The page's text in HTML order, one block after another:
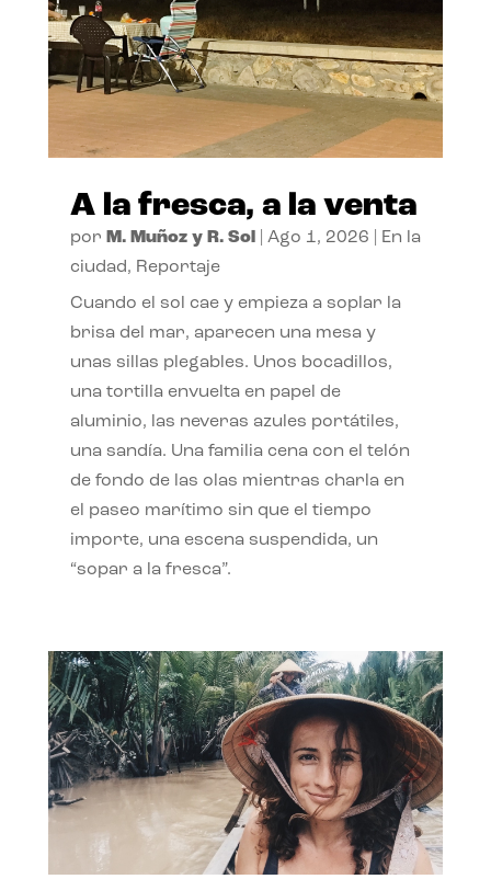
A la fresca, a la venta
por M. Muñoz y R. Sol| Ago 1, 2026
En la
ciudad, Reportaje
Cuando el sol cae y empieza a soplar la
brisa del mar, aparecen una mesa y
unas sillas plegables. Unos bocadillos,
una tortilla envuelta en papel de
aluminio, las neveras azules portátiles,
una sandía. Una familia cena con el telón
de fondo de las olas mientras charla en
el paseo marítimo sin que el tiempo
importe, una escena suspendida, un
“sopar a la fresca”.